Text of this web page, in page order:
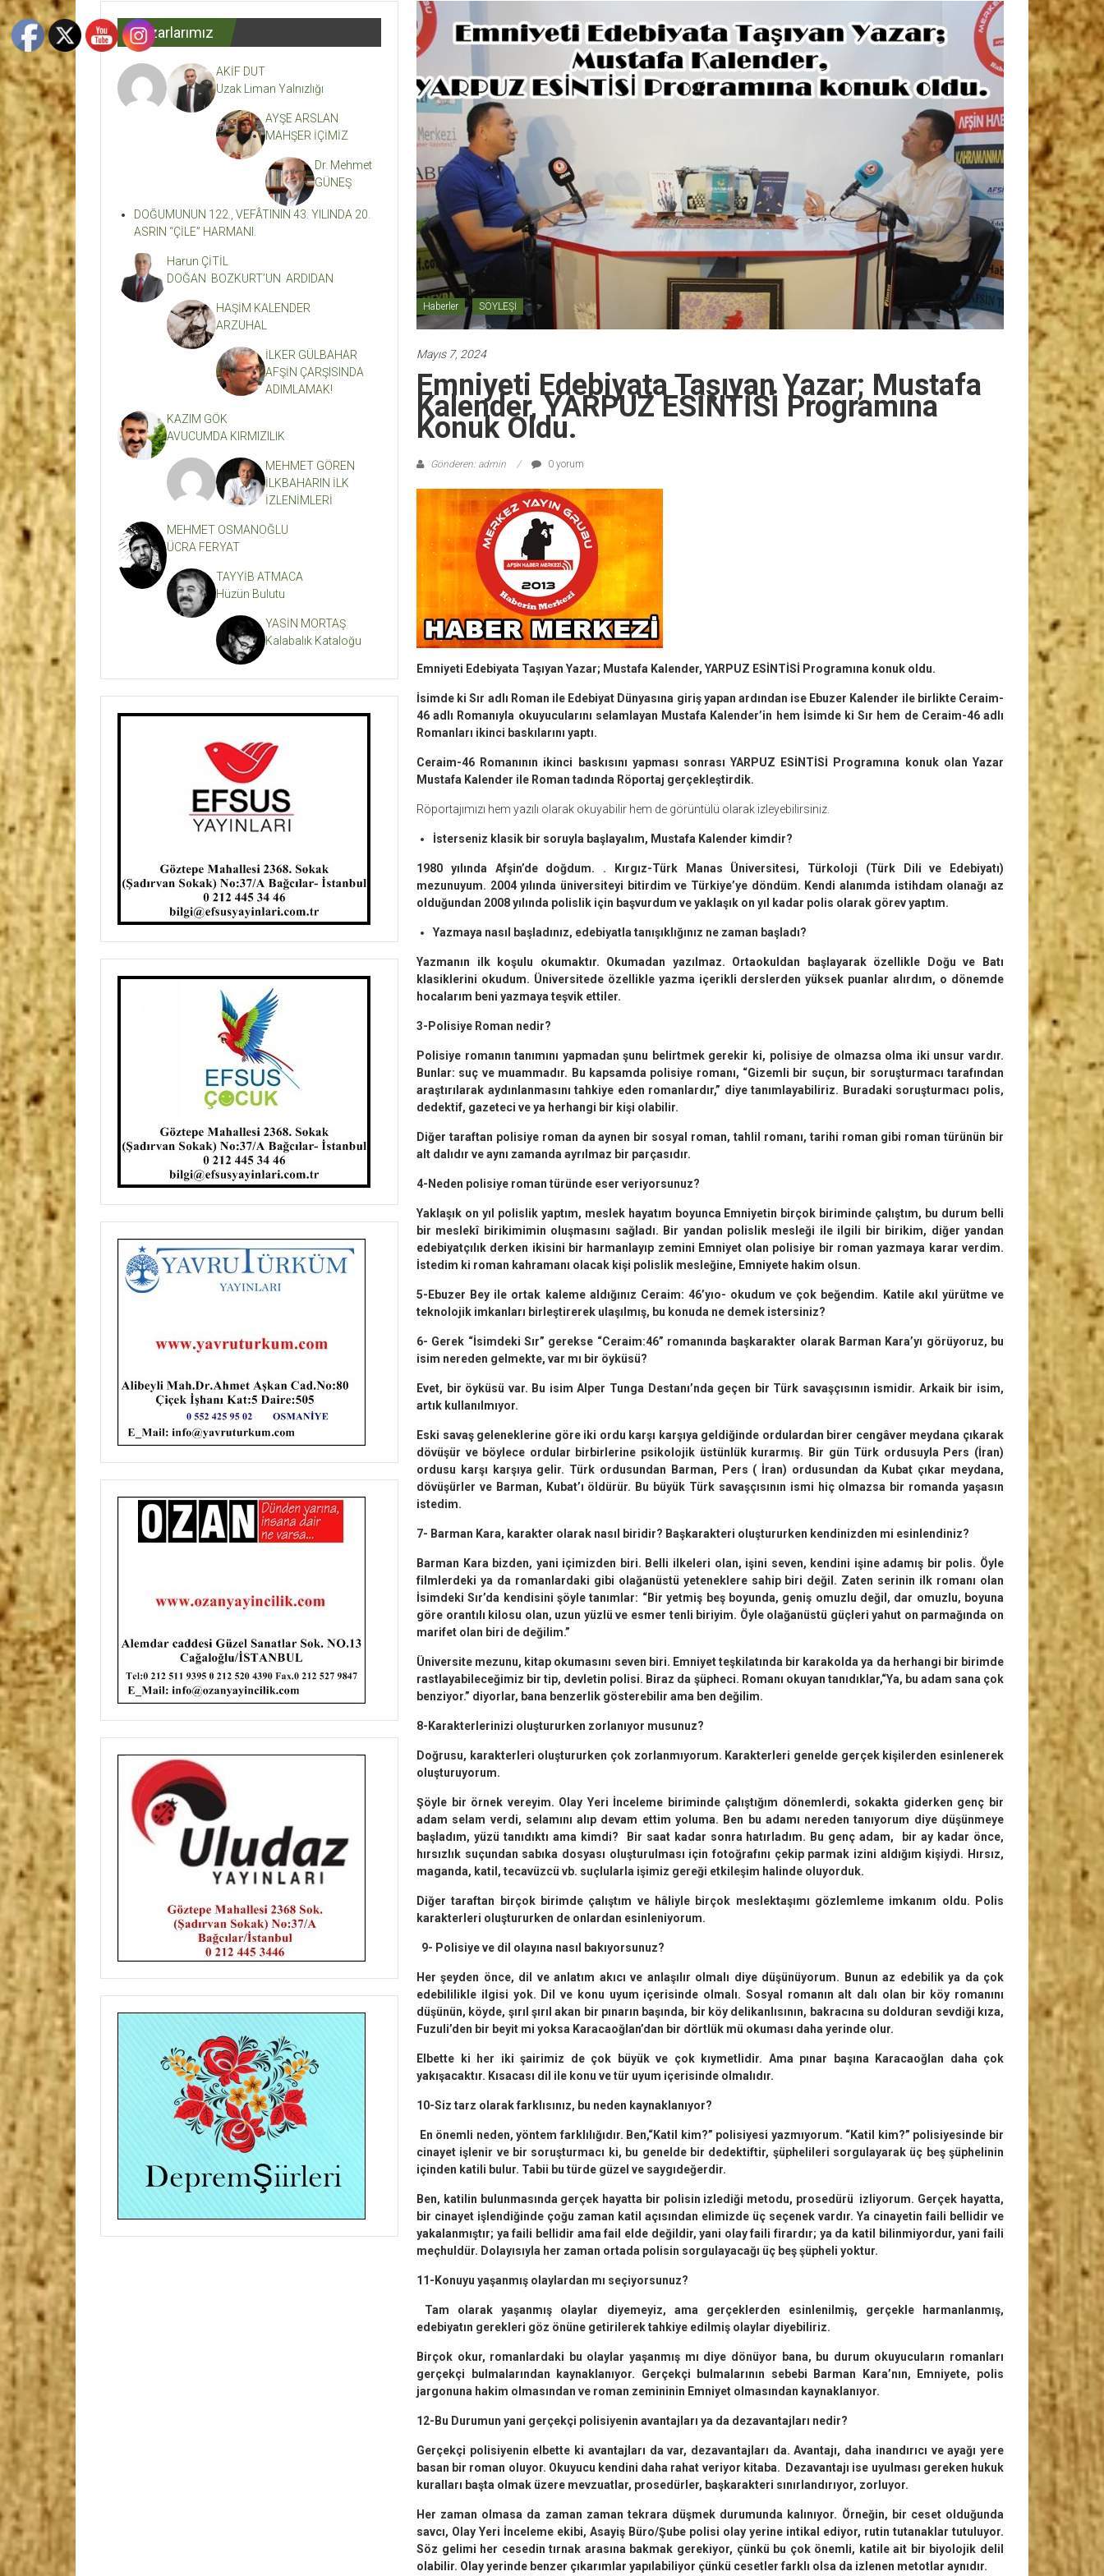
Dergisi
Kahramanmaraş'ın
En
Etkili
Edebiyat
Haberler SÖYLEŞİ
Mayıs 7, 2024
Emniyeti Edebiyata Taşıyan Yazar; Mustafa
Kalender, YARPUZ ESİNTİSİ Programına
Konuk Oldu.
Gönderen: admin 0 yorum
Emniyeti Edebiyata Taşıyan Yazar; Mustafa Kalender, YARPUZ ESİNTİSİ Programına konuk oldu.
İsimde ki Sır adlı Roman ile Edebiyat Dünyasına giriş yapan ardından ise Ebuzer Kalender ile birlikte Ceraim-
46 adlı Romanıyla okuyucularını selamlayan Mustafa Kalender’in hem İsimde ki Sır hem de Ceraim-46 adlı
Romanları ikinci baskılarını yaptı.
Ceraim-46 Romanının ikinci baskısını yapması sonrası YARPUZ ESİNTİSİ Programına konuk olan Yazar
Mustafa Kalender ile Roman tadında Röportaj gerçekleştirdik.
Röportajımızı hem yazılı olarak okuyabilir hem de görüntülü olarak izleyebilirsiniz.
İsterseniz klasik bir soruyla başlayalım, Mustafa Kalender kimdir?
1980 yılında Afşin’de doğdum. . Kırgız-Türk Manas Üniversitesi, Türkoloji (Türk Dili ve Edebiyatı)
mezunuyum. 2004 yılında üniversiteyi bitirdim ve Türkiye’ye döndüm. Kendi alanımda istihdam olanağı az
olduğundan 2008 yılında polislik için başvurdum ve yaklaşık on yıl kadar polis olarak görev yaptım.
Yazmaya nasıl başladınız, edebiyatla tanışıklığınız ne zaman başladı?
Yazmanın ilk koşulu okumaktır. Okumadan yazılmaz. Ortaokuldan başlayarak özellikle Doğu ve Batı
klasiklerini okudum. Üniversitede özellikle yazma içerikli derslerden yüksek puanlar alırdım, o dönemde
hocalarım beni yazmaya teşvik ettiler.
3-Polisiye Roman nedir?
Polisiye romanın tanımını yapmadan şunu belirtmek gerekir ki, polisiye de olmazsa olma iki unsur vardır.
Bunlar: suç ve muammadır. Bu kapsamda polisiye romanı, “Gizemli bir suçun, bir soruşturmacı tarafından
araştırılarak aydınlanmasını tahkiye eden romanlardır,” diye tanımlayabiliriz. Buradaki soruşturmacı polis,
dedektif, gazeteci ve ya herhangi bir kişi olabilir.
Diğer taraftan polisiye roman da aynen bir sosyal roman, tahlil romanı, tarihi roman gibi roman türünün bir
alt dalıdır ve aynı zamanda ayrılmaz bir parçasıdır.
4-Neden polisiye roman türünde eser veriyorsunuz?
Yaklaşık on yıl polislik yaptım, meslek hayatım boyunca Emniyetin birçok biriminde çalıştım, bu durum belli
bir meslekî birikimimin oluşmasını sağladı. Bir yandan polislik mesleği ile ilgili bir birikim, diğer yandan
edebiyatçılık derken ikisini bir harmanlayıp zemini Emniyet olan polisiye bir roman yazmaya karar verdim.
İstedim ki roman kahramanı olacak kişi polislik mesleğine, Emniyete hakim olsun.
5-Ebuzer Bey ile ortak kaleme aldığınız Ceraim: 46’yıo- okudum ve çok beğendim. Katile akıl yürütme ve
teknolojik imkanları birleştirerek ulaşılmış, bu konuda ne demek istersiniz?
6- Gerek “İsimdeki Sır” gerekse “Ceraim:46” romanında başkarakter olarak Barman Kara’yı görüyoruz, bu
isim nereden gelmekte, var mı bir öyküsü?
Evet, bir öyküsü var. Bu isim Alper Tunga Destanı’nda geçen bir Türk savaşçısının ismidir. Arkaik bir isim,
artık kullanılmıyor.
Eski savaş geleneklerine göre iki ordu karşı karşıya geldiğinde ordulardan birer cengâver meydana çıkarak
dövüşür ve böylece ordular birbirlerine psikolojik üstünlük kurarmış. Bir gün Türk ordusuyla Pers (İran)
ordusu karşı karşıya gelir. Türk ordusundan Barman, Pers ( İran) ordusundan da Kubat çıkar meydana,
dövüşürler ve Barman, Kubat’ı öldürür. Bu büyük Türk savaşçısının ismi hiç olmazsa bir romanda yaşasın
istedim.
7- Barman Kara, karakter olarak nasıl biridir? Başkarakteri oluştururken kendinizden mi esinlendiniz?
Barman Kara bizden, yani içimizden biri. Belli ilkeleri olan, işini seven, kendini işine adamış bir polis. Öyle
filmlerdeki ya da romanlardaki gibi olağanüstü yeteneklere sahip biri değil. Zaten serinin ilk romanı olan
İsimdeki Sır’da kendisini şöyle tanımlar: “Bir yetmiş beş boyunda, geniş omuzlu değil, dar omuzlu, boyuna
göre orantılı kilosu olan, uzun yüzlü ve esmer tenli biriyim. Öyle olağanüstü güçleri yahut on parmağında on
marifet olan biri de değilim.”
Üniversite mezunu, kitap okumasını seven biri. Emniyet teşkilatında bir karakolda ya da herhangi bir birimde
rastlayabileceğimiz bir tip, devletin polisi. Biraz da şüpheci. Romanı okuyan tanıdıklar,“Ya, bu adam sana çok
benziyor.” diyorlar, bana benzerlik gösterebilir ama ben değilim.
8-Karakterlerinizi oluştururken zorlanıyor musunuz?
Doğrusu, karakterleri oluştururken çok zorlanmıyorum. Karakterleri genelde gerçek kişilerden esinlenerek
oluşturuyorum.
Şöyle bir örnek vereyim. Olay Yeri İnceleme biriminde çalıştığım dönemlerdi, sokakta giderken genç bir
adam selam verdi, selamını alıp devam ettim yoluma. Ben bu adamı nereden tanıyorum diye düşünmeye
başladım, yüzü tanıdıktı ama kimdi? Bir saat kadar sonra hatırladım. Bu genç adam, bir ay kadar önce,
hırsızlık suçundan sabıka dosyası oluşturulması için fotoğrafını çekip parmak izini aldığım kişiydi. Hırsız,
maganda, katil, tecavüzcü vb. suçlularla işimiz gereği etkileşim halinde oluyorduk.
Diğer taraftan birçok birimde çalıştım ve hâliyle birçok meslektaşımı gözlemleme imkanım oldu. Polis
karakterleri oluştururken de onlardan esinleniyorum.
9- Polisiye ve dil olayına nasıl bakıyorsunuz?
Her şeyden önce, dil ve anlatım akıcı ve anlaşılır olmalı diye düşünüyorum. Bunun az edebilik ya da çok
edebililikle ilgisi yok. Dil ve konu uyum içerisinde olmalı. Sosyal romanın alt dalı olan bir köy romanını
düşünün, köyde, şırıl şırıl akan bir pınarın başında, bir köy delikanlısının, bakracına su dolduran sevdiği kıza,
Fuzuli’den bir beyit mi yoksa Karacaoğlan’dan bir dörtlük mü okuması daha yerinde olur.
Elbette ki her iki şairimiz de çok büyük ve çok kıymetlidir. Ama pınar başına Karacaoğlan daha çok
yakışacaktır. Kısacası dil ile konu ve tür uyum içerisinde olmalıdır.
10-Siz tarz olarak farklısınız, bu neden kaynaklanıyor?
En önemli neden, yöntem farklılığıdır. Ben,“Katil kim?” polisiyesi yazmıyorum. “Katil kim?” polisiyesinde bir
cinayet işlenir ve bir soruşturmacı ki, bu genelde bir dedektiftir, şüphelileri sorgulayarak üç beş şüphelinin
içinden katili bulur. Tabii bu türde güzel ve saygıdeğerdir.
Ben, katilin bulunmasında gerçek hayatta bir polisin izlediği metodu, prosedürü izliyorum. Gerçek hayatta,
bir cinayet işlendiğinde çoğu zaman katil açısından elimizde üç seçenek vardır. Ya cinayetin faili bellidir ve
yakalanmıştır; ya faili bellidir ama fail elde değildir, yani olay faili firardır; ya da katil bilinmiyordur, yani faili
meçhuldür. Dolayısıyla her zaman ortada polisin sorgulayacağı üç beş şüpheli yoktur.
11-Konuyu yaşanmış olaylardan mı seçiyorsunuz?
Tam olarak yaşanmış olaylar diyemeyiz, ama gerçeklerden esinlenilmiş, gerçekle harmanlanmış,
edebiyatın gerekleri göz önüne getirilerek tahkiye edilmiş olaylar diyebiliriz.
Birçok okur, romanlardaki bu olaylar yaşanmış mı diye dönüyor bana, bu durum okuyucuların romanları
gerçekçi bulmalarından kaynaklanıyor. Gerçekçi bulmalarının sebebi Barman Kara’nın, Emniyete, polis
jargonuna hakim olmasından ve roman zemininin Emniyet olmasından kaynaklanıyor.
12-Bu Durumun yani gerçekçi polisiyenin avantajları ya da dezavantajları nedir?
Gerçekçi polisiyenin elbette ki avantajları da var, dezavantajları da. Avantajı, daha inandırıcı ve ayağı yere
basan bir roman oluyor. Okuyucu kendini daha rahat veriyor kitaba. Dezavantajı ise uyulması gereken hukuk
kuralları başta olmak üzere mevzuatlar, prosedürler, başkarakteri sınırlandırıyor, zorluyor.
Her zaman olmasa da zaman zaman tekrara düşmek durumunda kalınıyor. Örneğin, bir ceset olduğunda
savcı, Olay Yeri İnceleme ekibi, Asayiş Büro/Şube polisi olay yerine intikal ediyor, rutin tutanaklar tutuluyor.
Söz gelimi her cesedin tırnak arasına bakmak gerekiyor, çünkü bu çok önemli, katile ait bir biyolojik delil
olabilir. Olay yerinde benzer çıkarımlar yapılabiliyor çünkü cesetler farklı olsa da izlenen metotlar aynıdır.
Yazarlarımız
AKİF DUT
Uzak Liman Yalnızlığı
AYŞE ARSLAN
MAHŞER İÇİMİZ
Dr. Mehmet
GÜNEŞ
DOĞUMUNUN 122., VEFÂTININ 43. YILINDA 20.
ASRIN “ÇİLE” HARMANI.
Harun ÇİTİL
DOĞAN BOZKURT’UN ARDIDAN
HAŞİM KALENDER
ARZUHAL
İLKER GÜLBAHAR
AFŞİN ÇARŞISINDA
ADIMLAMAK!
KAZIM GÖK
AVUCUMDA KIRMIZILIK
MEHMET GÖREN
İLKBAHARIN İLK
İZLENİMLERİ
MEHMET OSMANOĞLU
ÜCRA FERYAT
TAYYİB ATMACA
Hüzün Bulutu
YASİN MORTAŞ
Kalabalık Kataloğu